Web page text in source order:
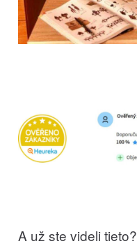
A už ste videli tieto?